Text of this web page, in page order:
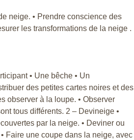
neige. • Prendre conscience des
les transformations de la neige .
• Une bêche • Un
des petites cartes noires et des
observer à la loupe. • Observer
tous différents. 2 – Devineige •
par la neige. • Deviner ou
Faire une coupe dans la neige, avec